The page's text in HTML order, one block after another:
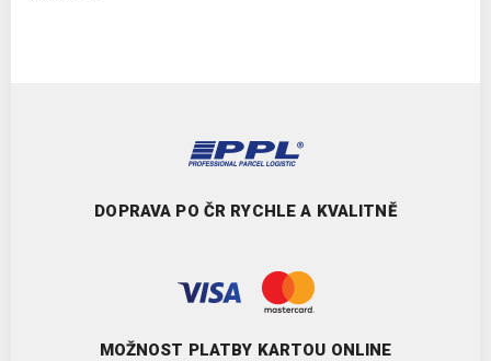
DOPRAVA PO ČR RYCHLE A KVALITNĚ
MOŽNOST PLATBY KARTOU ONLINE